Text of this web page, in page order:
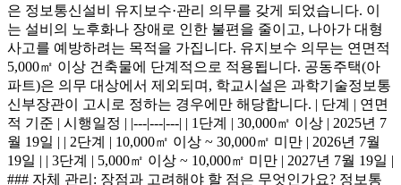
은 정보통신설비 유지보수·관리 의무를 갖게 되었습니다. 이
는 설비의 노후화나 장애로 인한 불편을 줄이고, 나아가 대형
사고를 예방하려는 목적을 가집니다. 유지보수 의무는 연면적
5,000㎡ 이상 건축물에 단계적으로 적용됩니다. 공동주택(아
파트)은 의무 대상에서 제외되며, 학교시설은 과학기술정보통
신부장관이 고시로 정하는 경우에만 해당합니다. | 단계 | 연면
적 기준 | 시행일정 | |---|---|---| | 1단계 | 30,000㎡ 이상 | 2025년 7
월 19일 | | 2단계 | 10,000㎡ 이상 ~ 30,000㎡ 미만 | 2026년 7월
19일 | | 3단계 | 5,000㎡ 이상 ~ 10,000㎡ 미만 | 2027년 7월 19일 |
### 자체 관리: 장점과 고려해야 할 점은 무엇인가요? 정보통